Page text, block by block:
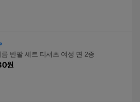
반팔 세트 티셔츠 여성 면 2종
원